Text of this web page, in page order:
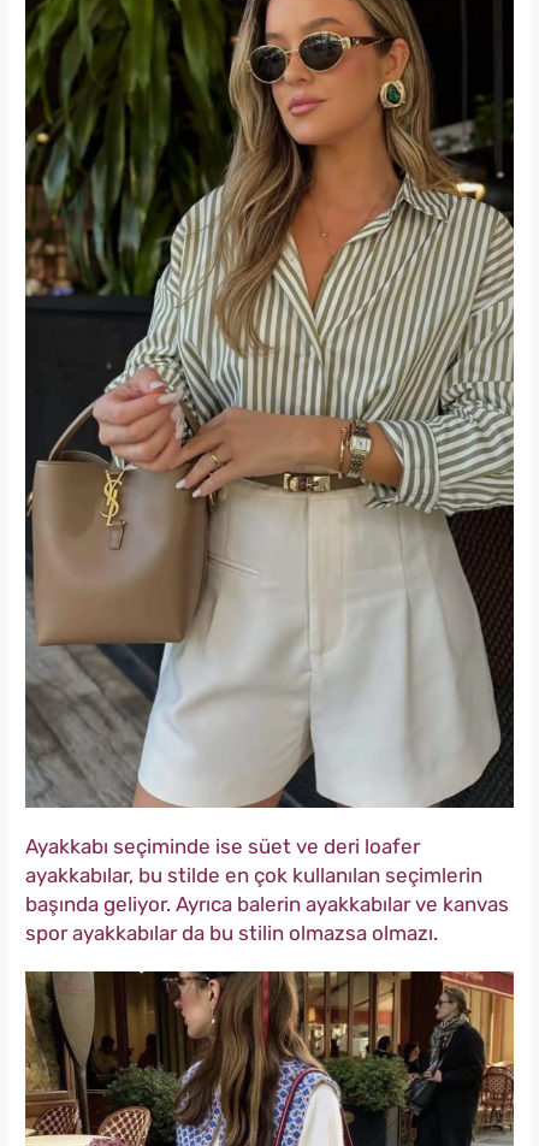
Ayakkabı seçiminde ise süet ve deri loafer
ayakkabılar, bu stilde en çok kullanılan seçimlerin
başında geliyor. Ayrıca balerin ayakkabılar ve kanvas
spor ayakkabılar da bu stilin olmazsa olmazı.